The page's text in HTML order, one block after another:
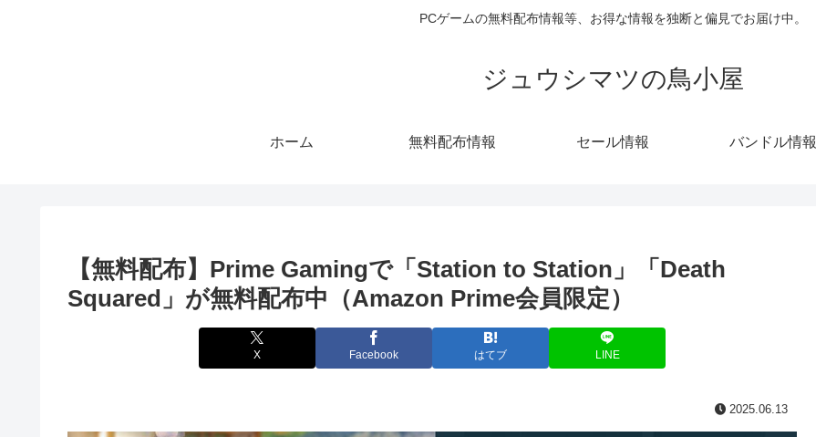
PCゲームの無料配布情報等、お得な情報を独断と偏見でお届け中。
ジュウシマツの鳥小屋
ホーム 無料配布情報 セール情報 バンドル情報
【無料配布】Prime Gamingで「Station to Station」「Death
Squared」が無料配布中（Amazon Prime会員限定）
X Facebook はてブ LINE
2025.06.13